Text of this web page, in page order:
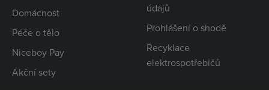
Domácnost
Péče o tělo
Niceboy Pay
Akční sety
údajů
Prohlášení o shodě
Recyklace
elektrospotřebičů